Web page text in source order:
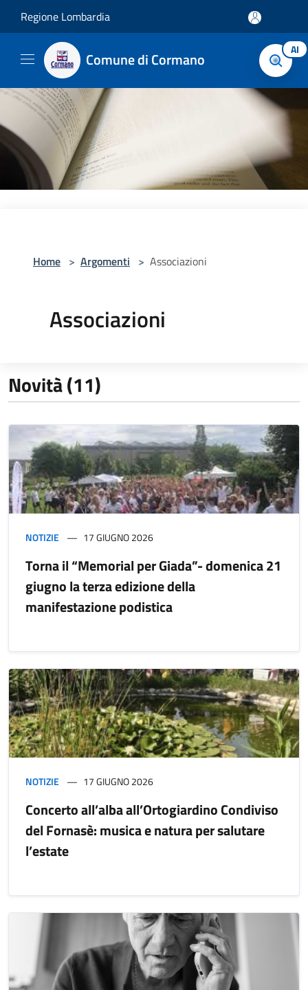
Regione Lombardia
Comune di Cormano AI
Home > Argomenti > Associazioni
Associazioni
Novità (11)
NOTIZIE 17 GIUGNO 2026
Torna il “Memorial per Giada”- domenica 21
giugno la terza edizione della
manifestazione podistica
NOTIZIE 17 GIUGNO 2026
Concerto all’alba all’Ortogiardino Condiviso
del Fornasè: musica e natura per salutare
l’estate